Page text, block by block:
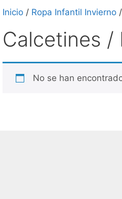
Inicio / Ropa Infantil Invierno /
Calcetines /
No se han